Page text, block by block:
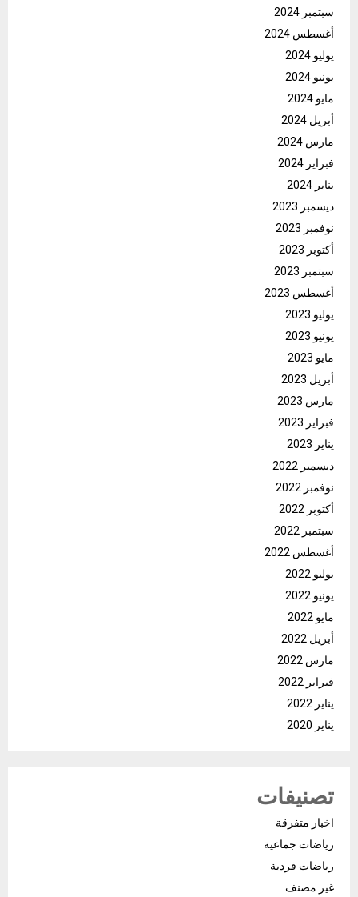
سبتمبر 2024
أغسطس 2024
يوليو 2024
يونيو 2024
مايو 2024
أبريل 2024
مارس 2024
فبراير 2024
يناير 2024
ديسمبر 2023
نوفمبر 2023
أكتوبر 2023
سبتمبر 2023
أغسطس 2023
يوليو 2023
يونيو 2023
مايو 2023
أبريل 2023
مارس 2023
فبراير 2023
يناير 2023
ديسمبر 2022
نوفمبر 2022
أكتوبر 2022
سبتمبر 2022
أغسطس 2022
يوليو 2022
يونيو 2022
مايو 2022
أبريل 2022
مارس 2022
فبراير 2022
يناير 2022
يناير 2020
تصنيفات
اخبار متفرقة
رياضات جماعية
رياضات فردية
غير مصنف